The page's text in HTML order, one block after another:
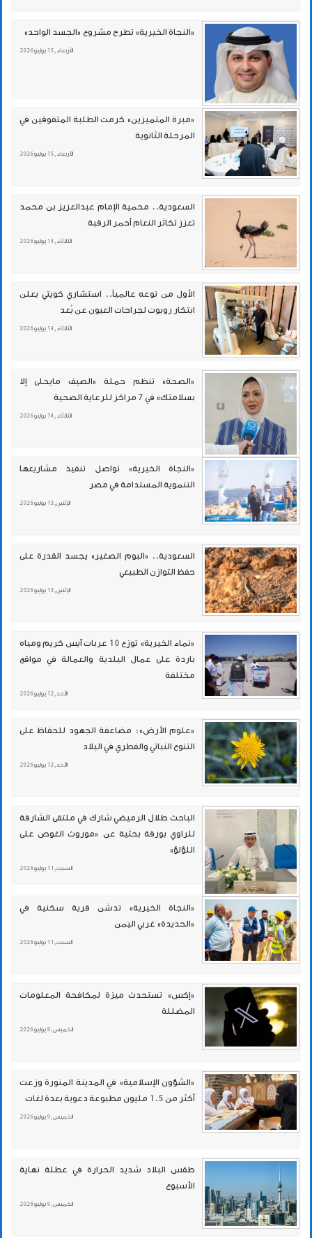
«النجاة الخيرية» تطرح مشروع «الجسد الواحد»
الأربعاء , 15 يوليو 2026
«مبرة المتميزين» كرمت الطلبة المتفوقين في
المرحلة الثانوية
الأربعاء , 15 يوليو 2026
السعودية.. محمية الإمام عبدالعزيز بن محمد
تعزز تكاثر النعام أحمر الرقبة
الثلاثاء , 14 يوليو 2026
الأول من نوعه عالمياً.. استشاري كويتي يعلن
ابتكار روبوت لجراحات العيون عن بُعد
الثلاثاء , 14 يوليو 2026
«الصحة» تنظم حملة «الصيف مايحلى إلا
بسلامتك» في 7 مراكز للرعاية الصحية
الثلاثاء , 14 يوليو 2026
«النجاة الخيرية» تواصل تنفيذ مشاريعها
التنموية المستدامة في مصر
الإثنين , 13 يوليو 2026
السعودية.. «البوم الصغير» يجسد القدرة على
حفظ التوازن الطبيعي
الإثنين , 13 يوليو 2026
«نماء الخيرية» توزع 10 عربات آيس كريم ومياه
باردة على عمال البلدية والعمالة في مواقع
مختلفة
الأحد , 12 يوليو 2026
«علوم الأرض»: مضاعفة الجهود للحفاظ على
التنوع النباتي والفطري في البلاد
الأحد , 12 يوليو 2026
الباحث طلال الرميضي شارك في ملتقى الشارقة
للراوي بورقة بحثية عن «موروث الغوص على
اللؤلؤ»
السبت , 11 يوليو 2026
«النجاة الخيرية» تدشن قرية سكنية في
«الحديدة» غربي اليمن
السبت , 11 يوليو 2026
«إكس» تستحدث ميزة لمكافحة المعلومات
المضللة
الخميس , 9 يوليو 2026
«الشؤون الإسلامية» في المدينة المنورة وزعت
أكثر من 1.5 مليون مطبوعة دعوية بعدة لغات
الخميس , 9 يوليو 2026
طقس البلاد شديد الحرارة في عطلة نهاية
الأسبوع
الخميس , 9 يوليو 2026